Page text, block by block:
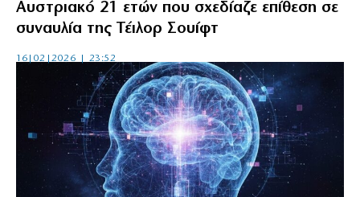
Αυστριακό 21 ετών που σχεδίαζε επίθεση σε
συναυλία της Τέιλορ Σουίφτ
16|02|2026 | 23:52